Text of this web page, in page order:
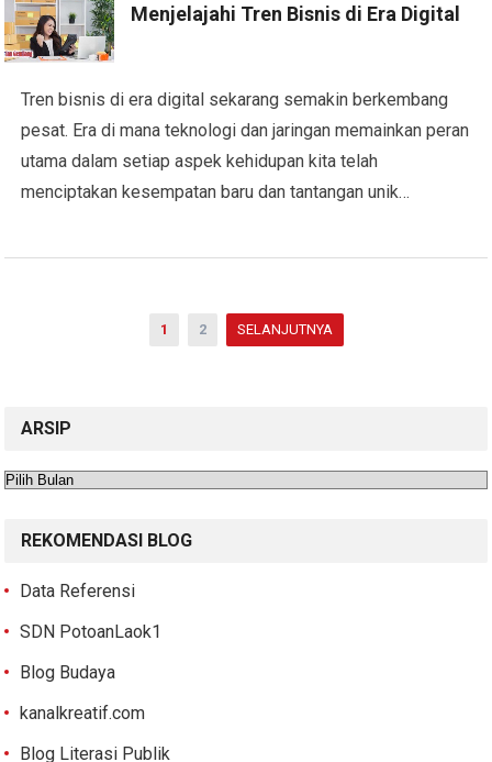
Menjelajahi Tren Bisnis di Era Digital
Tren bisnis di era digital sekarang semakin berkembang
pesat. Era di mana teknologi dan jaringan memainkan peran
utama dalam setiap aspek kehidupan kita telah
menciptakan kesempatan baru dan tantangan unik…
1 2 SELANJUTNYA
ARSIP
Arsip
REKOMENDASI BLOG
Data Referensi
SDN PotoanLaok1
Blog Budaya
kanalkreatif.com
Blog Literasi Publik